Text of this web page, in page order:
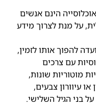
מקרב האוכלוסייה הינם אנשים
על מנת לצרוך מידע
להפוך אותו לזמין,
עם צרכים
מוטוריות שונות,
או עיוורון צבעים,
בני הגיל השלישי.